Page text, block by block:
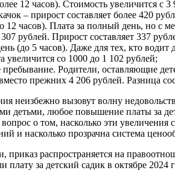
12 часов). Стоимость увеличится с
– прирост составляет более 420
часов). Плата за полный день, но с
рублей. Прирост составляет 337
(до 5 часов). Даже для тех, кто водит
увеличится со 1000 до 1 102 рублей;
Родители, оставляющие
прежних 4 206 рублей. Разница
неизбежно вызовут волну
детьми, любое повышение платы за
о том, насколько эти увеличения
и насколько прозрачна система
приказ распространяется на
за детский садик в октябре 2024